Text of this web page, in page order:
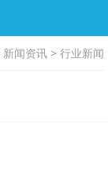
新闻资讯 > 行业新闻